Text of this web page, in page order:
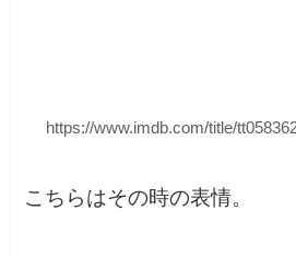
https://www.imdb.com/title/
こちらはその時の表情。